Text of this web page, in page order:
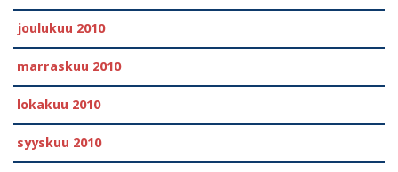
joulukuu 2010
marraskuu 2010
lokakuu 2010
syyskuu 2010